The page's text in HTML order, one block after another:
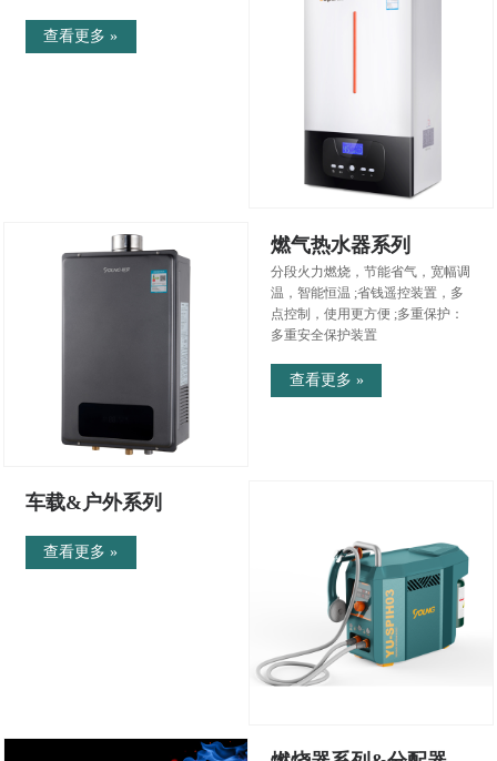
查看更多 »
燃气热水器系列
分段火力燃烧，节能省气，宽幅调
温，智能恒温 ;省钱遥控装置，多
点控制，使用更方便 ;多重保护：
多重安全保护装置
查看更多 »
车载&户外系列
查看更多 »